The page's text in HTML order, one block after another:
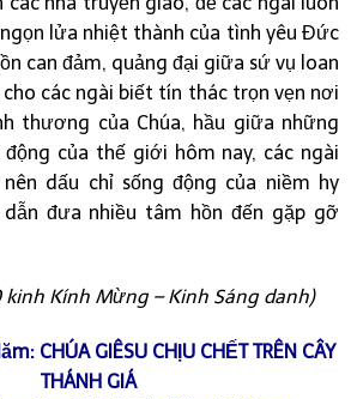
lửa nhiệt thành của tình yêu Đức
can đảm, quảng đại giữa sứ vụ loan
cho các ngài biết tín thác trọn vẹn nơi
thương của Chúa, hầu giữa những
của thế giới hôm nay, các ngài
dấu chỉ sống động của niềm hy
đưa nhiều tâm hồn đến gặp gỡ
kinh Kính Mừng – Kinh Sáng danh)
CHÚA GIÊSU CHỊU CHẾT TRÊN CÂY
THÁNH GIÁ